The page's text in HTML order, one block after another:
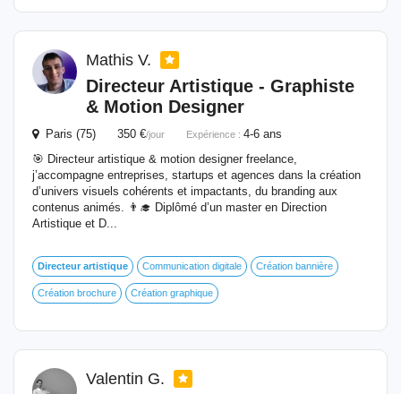
Mathis V.
Directeur Artistique - Graphiste
& Motion Designer
Paris (75) 350 €/jour Expérience : 4-6 ans
🎯 Directeur artistique & motion designer freelance,
j’accompagne entreprises, startups et agences dans la création
d’univers visuels cohérents et impactants, du branding aux
contenus animés. 👨‍🎓 Diplômé d’un master en Direction
Artistique et D...
Directeur artistique Communication digitale Création bannière
Création brochure Création graphique
Valentin G.